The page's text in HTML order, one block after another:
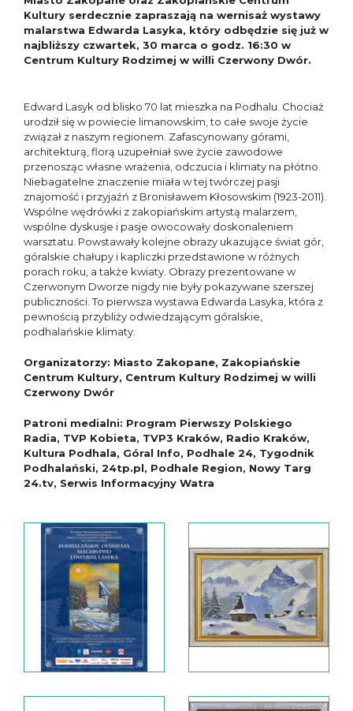
Kultury serdecznie zapraszają na wernisaż wystawy
malarstwa Edwarda Lasyka, który odbędzie się już w
najbliższy czwartek, 30 marca o godz. 16:30 w
Centrum Kultury Rodzimej w willi Czerwony Dwór.
Edward Lasyk od blisko 70 lat mieszka na Podhalu. Chociaż
urodził się w powiecie limanowskim, to całe swoje życie
związał z naszym regionem. Zafascynowany górami,
architekturą, florą uzupełniał swe życie zawodowe
przenosząc własne wrażenia, odczucia i klimaty na płótno.
Niebagatelne znaczenie miała w tej twórczej pasji
znajomość i przyjaźń z Bronisławem Kłosowskim (1923-2011).
Wspólne wędrówki z zakopiańskim artystą malarzem,
wspólne dyskusje i pasje owocowały doskonaleniem
warsztatu. Powstawały kolejne obrazy ukazujące świat gór,
góralskie chałupy i kapliczki przedstawione w różnych
porach roku, a także kwiaty. Obrazy prezentowane w
Czerwonym Dworze nigdy nie były pokazywane szerszej
publiczności. To pierwsza wystawa Edwarda Lasyka, która z
pewnością przybliży odwiedzającym góralskie,
podhalańskie klimaty.
Organizatorzy: Miasto Zakopane, Zakopiańskie
Centrum Kultury, Centrum Kultury Rodzimej w willi
Czerwony Dwór
Patroni medialni: Program Pierwszy Polskiego
Radia, TVP Kobieta, TVP3 Kraków, Radio Kraków,
Kultura Podhala, Góral Info, Podhale 24, Tygodnik
Podhalański, 24tp.pl, Podhale Region, Nowy Targ
24.tv, Serwis Informacyjny Watra